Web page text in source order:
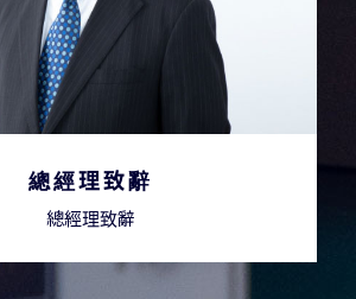
總經理致辭
總經理致辭